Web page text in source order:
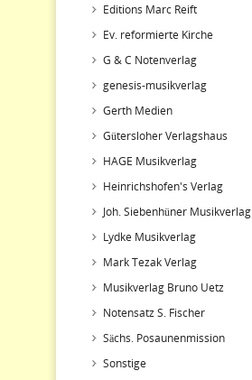
Editions Marc Reift
Ev. reformierte Kirche
G & C Notenverlag
genesis-musikverlag
Gerth Medien
Gütersloher Verlagshaus
HAGE Musikverlag
Heinrichshofen's Verlag
Joh. Siebenhüner Musikverlag
Lydke Musikverlag
Mark Tezak Verlag
Musikverlag Bruno Uetz
Notensatz S. Fischer
Sächs. Posaunenmission
Sonstige